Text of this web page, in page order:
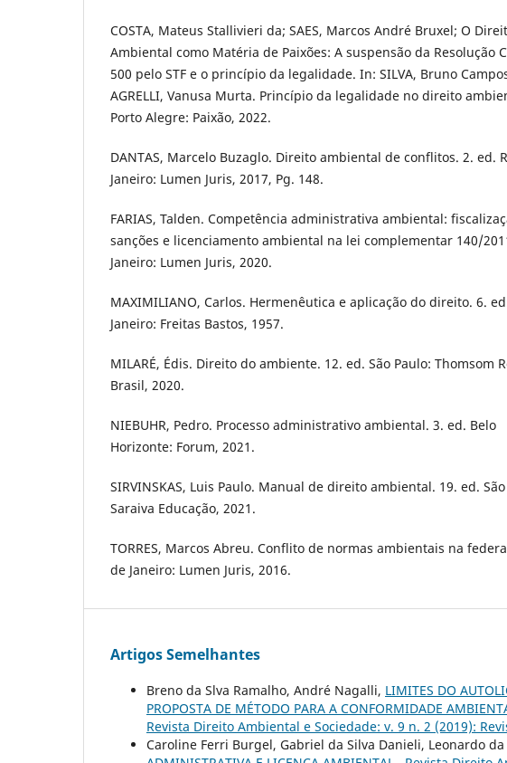
COSTA, Mateus Stallivieri da; SAES, Marcos André Bruxel; O
Ambiental como Matéria de Paixões: A suspensão da Resolução
500 pelo STF e o princípio da legalidade. In: SILVA, Bruno
AGRELLI, Vanusa Murta. Princípio da legalidade no direito
Porto Alegre: Paixão, 2022.
DANTAS, Marcelo Buzaglo. Direito ambiental de conflitos. 2. ed.
Janeiro: Lumen Juris, 2017, Pg. 148.
FARIAS, Talden. Competência administrativa ambiental:
sanções e licenciamento ambiental na lei complementar 140/
Janeiro: Lumen Juris, 2020.
MAXIMILIANO, Carlos. Hermenêutica e aplicação do direito. 6.
Janeiro: Freitas Bastos, 1957.
MILARÉ, Édis. Direito do ambiente. 12. ed. São Paulo: Thomsom
Brasil, 2020.
NIEBUHR, Pedro. Processo administrativo ambiental. 3. ed. Belo
Horizonte: Forum, 2021.
SIRVINSKAS, Luis Paulo. Manual de direito ambiental. 19. ed.
Saraiva Educação, 2021.
TORRES, Marcos Abreu. Conflito de normas ambientais na
de Janeiro: Lumen Juris, 2016.
Artigos Semelhantes
Breno da Slva Ramalho, André Nagalli, LIMITES DO
PROPOSTA DE MÉTODO PARA A CONFORMIDADE
Revista Direito Ambiental e Sociedade: v. 9 n. 2 (2019):
Caroline Ferri Burgel, Gabriel da Silva Danieli, Leonardo da